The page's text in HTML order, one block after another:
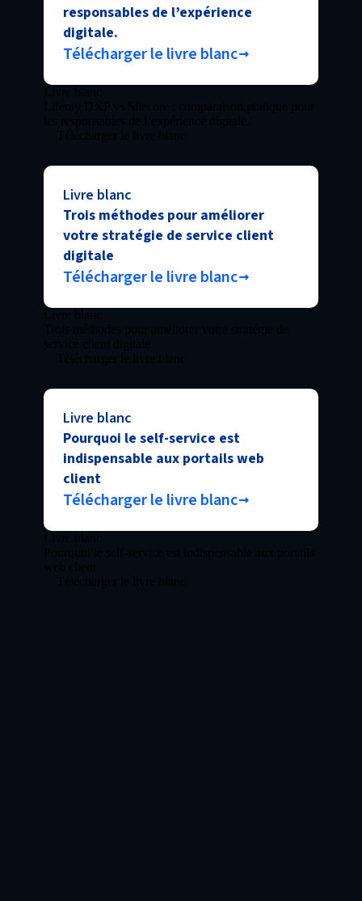
responsables de l’expérience
digitale.
Télécharger le livre blanc
Livre blanc
Trois méthodes pour améliorer
votre stratégie de service client
digitale
Télécharger le livre blanc
Livre blanc
Pourquoi le self-service est
indispensable aux portails web
client
Télécharger le livre blanc